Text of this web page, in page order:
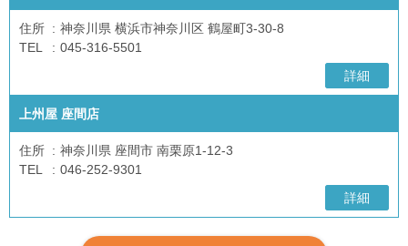
住所
神奈川県 横浜市神奈川区 鶴屋町3-30-8
TEL
045-316-5501
詳細
上州屋 座間店
住所
神奈川県 座間市 南栗原1-12-3
TEL
046-252-9301
詳細